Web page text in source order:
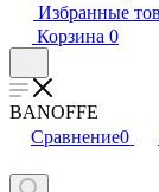
Избранные
Корзина 0
BANOFFE
Сравнение0